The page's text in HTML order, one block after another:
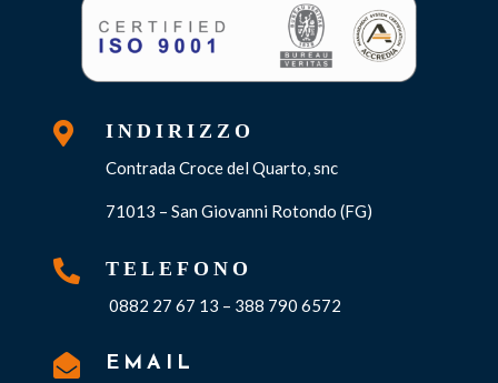
 INDIRIZZO
Contrada Croce del Quarto, snc
71013 – San Giovanni Rotondo (FG)
 TELEFONO
0882 27 67 13 – 388 790 6572
 EMAIL